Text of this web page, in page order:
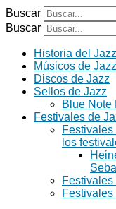
Buscar
Buscar
Historia del Jazz
Músicos de Jazz
Discos de Jazz
Sellos de Jazz
Blue Note
Festivales de
los
Festivales